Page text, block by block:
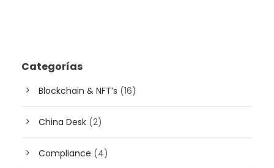
Categorías
Blockchain & NFT’s (16)
China Desk (2)
Compliance (4)